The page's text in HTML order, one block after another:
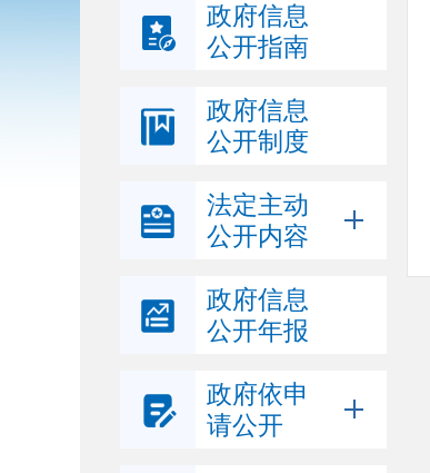
政府信息
公开指南
政府信息
公开制度
法定主动
公开内容
政府信息
公开年报
政府依申
请公开